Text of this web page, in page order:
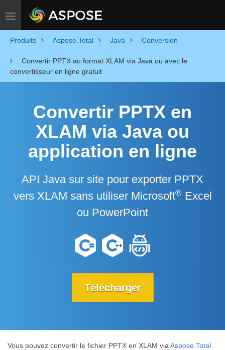
Toggle navigation
Produits Aspose.Total Java Conversion
Convertir PPTX au format XLAM via Java ou avec le
convertisseur en ligne gratuit
Convertir PPTX en
XLAM via Java ou
application en ligne
API Java sur site pour exporter PPTX
vers XLAM sans utiliser Microsoft®Excel
ou PowerPoint
Télécharger
Vous pouvez convertir le fichier PPTX en XLAM via Aspose.Total